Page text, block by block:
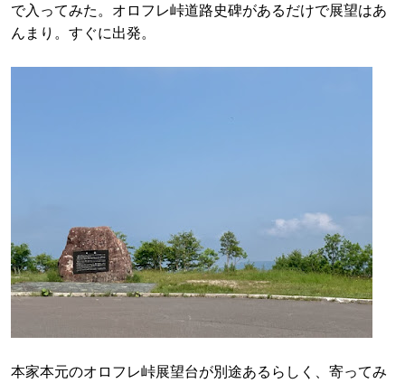
で入ってみた。オロフレ峠道路史碑があるだけで展望はあ
んまり。すぐに出発。
本家本元のオロフレ峠展望台が別途あるらしく、寄ってみ